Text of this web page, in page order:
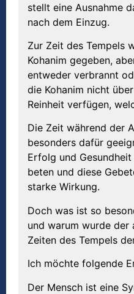
stellt eine Ausnahme
nach dem Einzug.
Zur Zeit des Tempels
Kohanim gegeben,
entweder verbrannt
die Kohanim nicht
Reinheit verfügen,
Die Zeit während der
besonders dafür
Erfolg und
beten und diese
starke Wirkung.
Doch was ist so
und warum wurde der
Zeiten des Tempels
Ich möchte folgende
Der Mensch ist eine